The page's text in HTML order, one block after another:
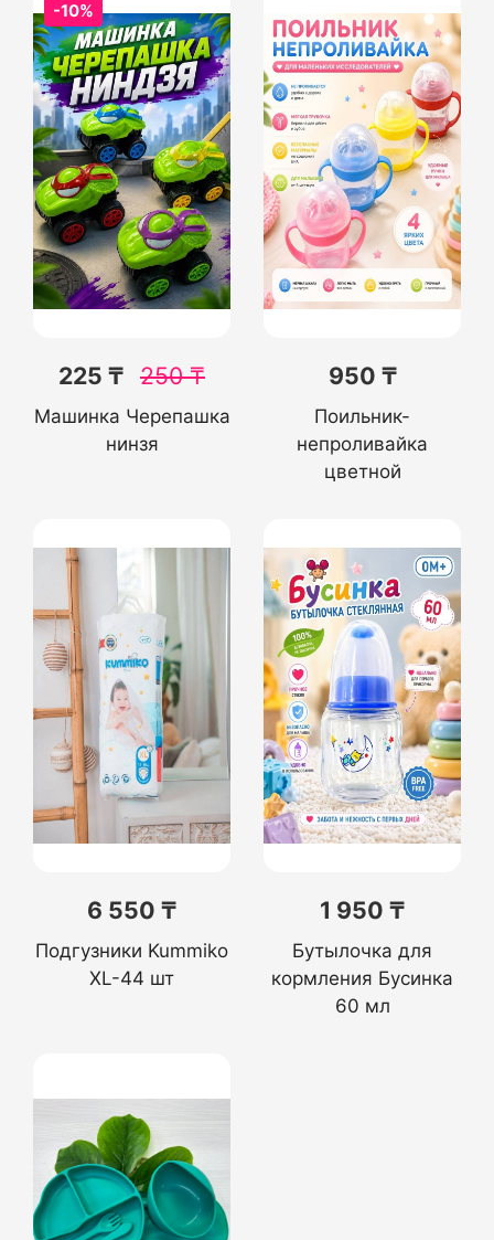
-10%
225 ₸ 250₸
Машинка Черепашка
нинзя
950 ₸
Поильник-
непроливайка
цветной
6 550 ₸
Подгузники Kummiko
XL-44 шт
1 950 ₸
Бутылочка для
кормления Бусинка
60 мл